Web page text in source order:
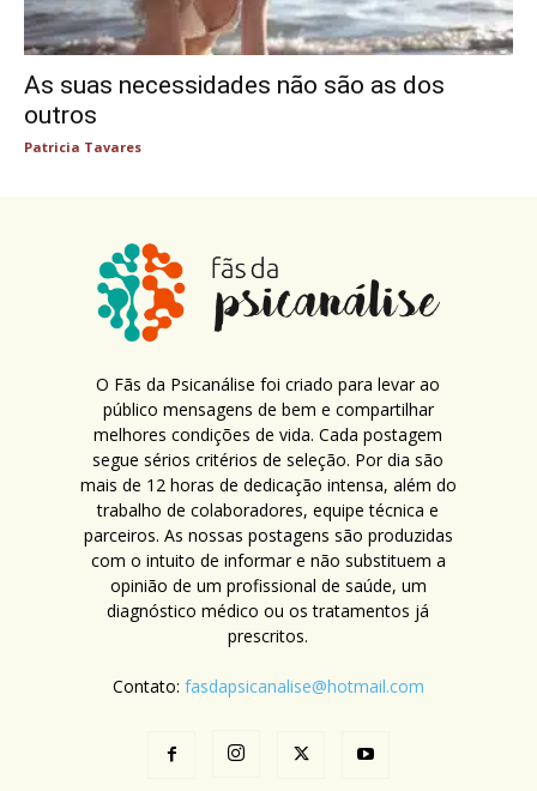
As suas necessidades não são as dos
outros
Patricia Tavares
O Fãs da Psicanálise foi criado para levar ao
público mensagens de bem e compartilhar
melhores condições de vida. Cada postagem
segue sérios critérios de seleção. Por dia são
mais de 12 horas de dedicação intensa, além do
trabalho de colaboradores, equipe técnica e
parceiros. As nossas postagens são produzidas
com o intuito de informar e não substituem a
opinião de um profissional de saúde, um
diagnóstico médico ou os tratamentos já
prescritos.
Contato: fasdapsicanalise@hotmail.com